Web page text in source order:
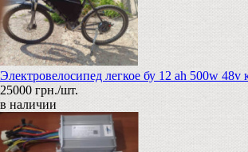
Электровелосипед легкое бу 12 аh 500w 48v
25000 грн./шт.
в наличии